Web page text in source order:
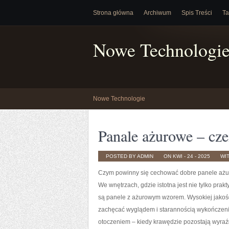
Strona główna Archiwum Spis Treści
Nowe
Nowe Technologie
Panale ażurowe –
POSTED BY ADMIN ON KWI - 24 - 2025
Czym powinny się cechować dobre panele
We wnętrzach, gdzie istotna jest nie tylko
są panele z ażurowym wzorem. Wysokiej
zachęcać wyglądem i starannością
otoczeniem – kiedy krawędzie pozostają